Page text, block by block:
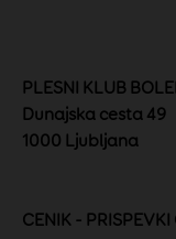
PLESNI KLUB
Dunajska cesta 49
1000 Ljubljana
CENIK -